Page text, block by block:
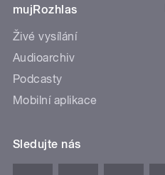
mujRozhlas
Živé vysílání
Audioarchiv
Podcasty
Mobilní aplikace
Sledujte nás